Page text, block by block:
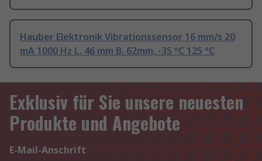
Hauber Elektronik Vibrationssensor 16 mm/s 20
mA 1000 Hz L. 46 mm B. 62mm, -35 °C 125 °C
Exklusiv für Sie unsere neuesten
Produkte und Angebote
E-Mail-Anschrift